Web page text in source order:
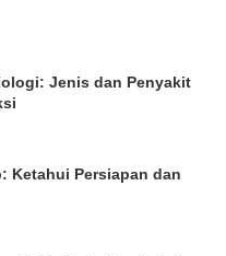
Jenis dan Penyakit
Ketahui Persiapan dan